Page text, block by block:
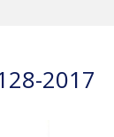
2017